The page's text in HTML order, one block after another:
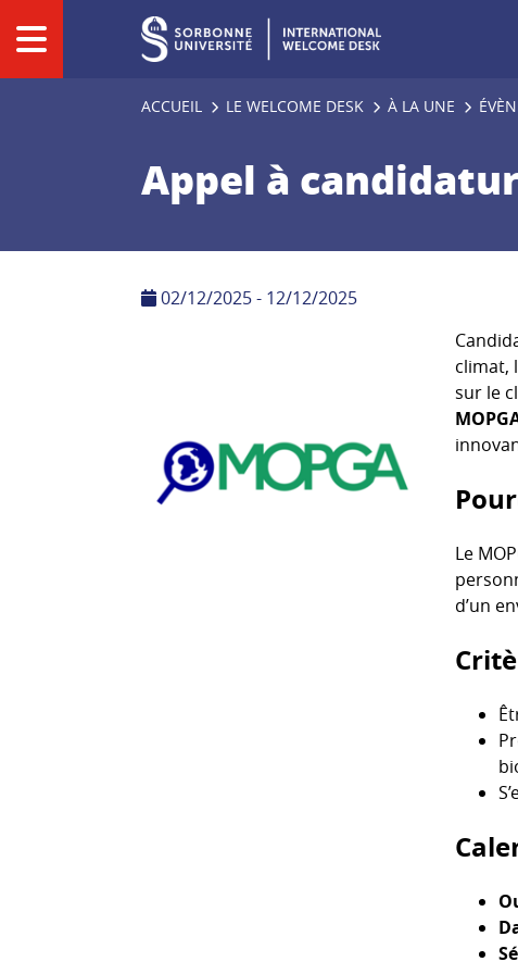
Panneau de gestion des cookies
ACCUEIL LE WELCOME DESK À LA UNE
Appel à
02/12/2025 - 12/12/2025
climat,
sur le
Le
d’un